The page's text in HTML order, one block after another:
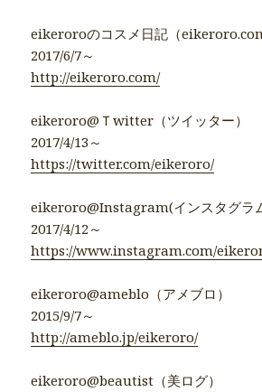
eikeroroのコスメ日記（
2017/6/7～
http://eikeroro.com/
eikeroro@Ｔwitter（ツイッター）
2017/4/13～
https://twitter.com/eikeroro/
eikeroro@Instagram(インスタグラ
2017/4/12～
https://www.instagram.com/
eikeroro@ameblo（アメブロ）
2015/9/7～
http://ameblo.jp/eikeroro/
eikeroro@beautist（美ログ）